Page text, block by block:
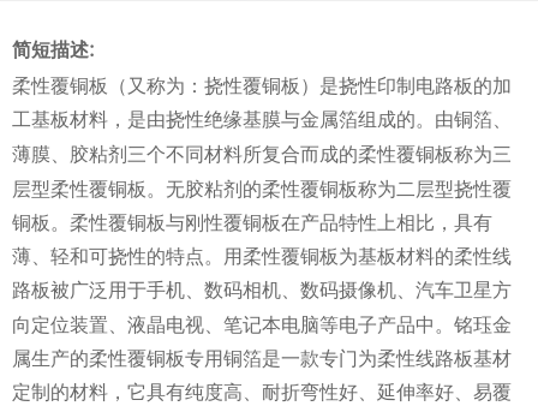
简短描述:
柔性覆铜板（又称为：挠性覆铜板）是挠性印制电路板的加
工基板材料，是由挠性绝缘基膜与金属箔组成的。由铜箔、
薄膜、 胶粘剂 三个不同材料所复合而成的柔性覆铜板称为三
层型柔性覆铜板。无胶粘剂的柔性覆铜板称为二层型挠性覆
铜板。柔性覆铜板与刚性覆铜板在产品特性上相比，具有
薄、轻和可挠性的特点。用柔性覆铜板为基板材料的柔性线
路板被广泛用于手机、数码相机、 数码摄像机、汽车卫星方
向定位装置、液晶电视、笔记本电脑等电子产品中。铭珏金
属生产的柔性覆铜板专用铜箔是一款专门为柔性线路板基材
定制的材料，它具有纯度高、耐折弯性好、延伸率好、易覆